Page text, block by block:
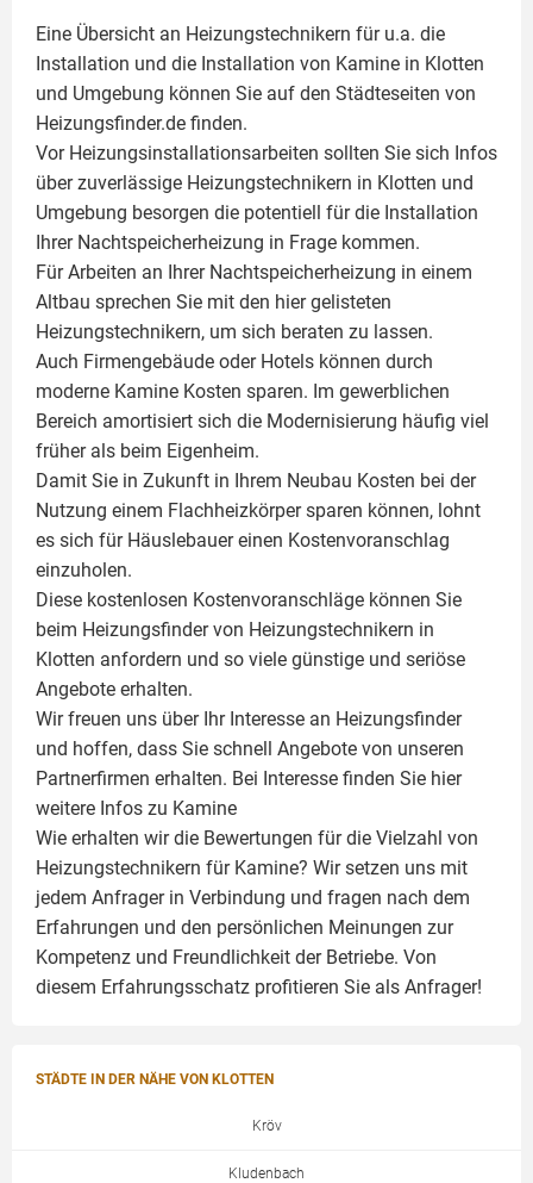
Eine Übersicht an Heizungstechnikern für u.a. die
Installation und die Installation von Kamine in Klotten
und Umgebung können Sie auf den Städteseiten von
Heizungsfinder.de finden.
Vor Heizungsinstallationsarbeiten sollten Sie sich Infos
über zuverlässige Heizungstechnikern in Klotten und
Umgebung besorgen die potentiell für die Installation
Ihrer Nachtspeicherheizung in Frage kommen.
Für Arbeiten an Ihrer Nachtspeicherheizung in einem
Altbau sprechen Sie mit den hier gelisteten
Heizungstechnikern, um sich beraten zu lassen.
Auch Firmengebäude oder Hotels können durch
moderne Kamine Kosten sparen. Im gewerblichen
Bereich amortisiert sich die Modernisierung häufig viel
früher als beim Eigenheim.
Damit Sie in Zukunft in Ihrem Neubau Kosten bei der
Nutzung einem Flachheizkörpersparen können, lohnt
es sich für Häuslebauer einen Kostenvoranschlag
einzuholen.
Diese kostenlosen Kostenvoranschläge können Sie
beim Heizungsfinder von Heizungstechnikern in
Klotten anfordern und so viele günstige und seriöse
Angebote erhalten.
Wir freuen uns über Ihr Interesse an Heizungsfinder
und hoffen, dass Sie schnell Angebote von unseren
Partnerfirmen erhalten. Bei Interesse finden Sie hier
weitere Infos zu Kamine
Wie erhalten wir die Bewertungen für die Vielzahl von
Heizungstechnikern für Kamine? Wir setzen uns mit
jedem Anfrager in Verbindung und fragen nach dem
Erfahrungen und den persönlichen Meinungen zur
Kompetenz und Freundlichkeit der Betriebe. Von
diesem Erfahrungsschatz profitieren Sie als Anfrager!
STÄDTE IN DER NÄHE VON KLOTTEN
Kröv
Kludenbach